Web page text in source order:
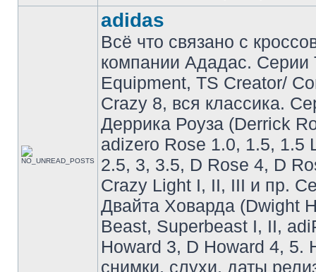
adidas
Всё что связано с
компании Ададас. Серии
Equipment, TS Creator/
Crazy 8, вся классика.
Деррика Роуза (Derrick
adizero Rose 1.0, 1.5, 1.5
2.5, 3, 3.5, D Rose 4, D
Crazy Light I, II, III и пр.
Двайта Ховарда (Dwight
Beast, Superbeast I, II,
Howard 3, D Howard 4, 5.
снимки, слухи, даты